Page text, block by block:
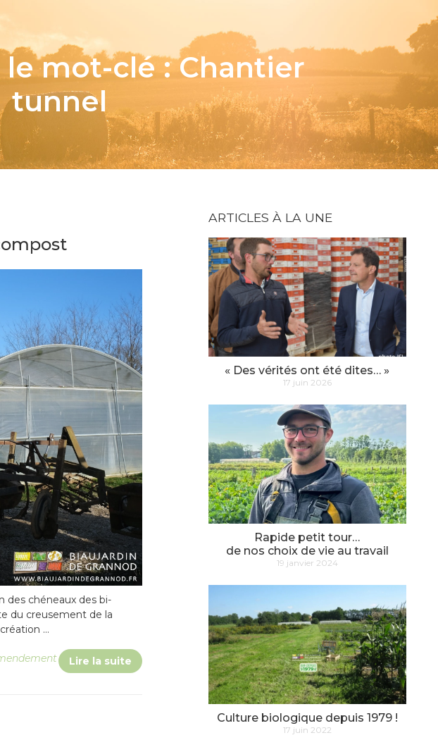
mot-clé : Chantier
tunnel
des chéneaux des bi-
du creusement de la
…
Lire la suite
ARTICLES À LA UNE
« Des vérités ont été dites… »
17 juin 2026
Rapide petit tour…
de nos choix de vie au travail
19 janvier 2024
Culture biologique depuis 1979 !
17 juin 2022